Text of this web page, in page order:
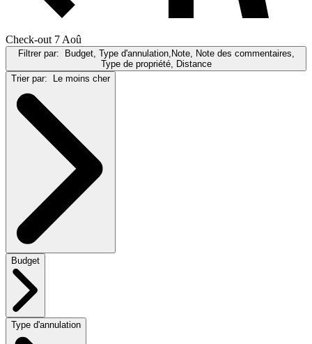
Check-out 7 Aoû
Filtrer par:
Budget, Type d'annulation,Note, Note des commentaires,
Type de propriété, Distance
Trier par:
Le moins cher
Budget
Type d'annulation